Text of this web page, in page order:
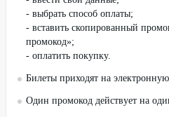
- выбрать способ оплаты;
- вставить скопированный
промокод»;
- оплатить покупку.
Билеты приходят на
Один промокод действует на